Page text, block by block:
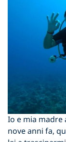
Io e mia madre
nove anni fa,